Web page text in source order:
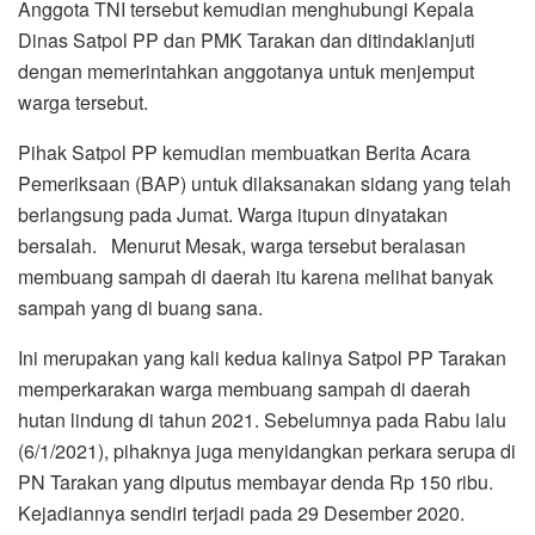
Anggota TNI tersebut kemudian menghubungi Kepala
Dinas Satpol PP dan PMK Tarakan dan ditindaklanjuti
dengan memerintahkan anggotanya untuk menjemput
warga tersebut.
Pihak Satpol PP kemudian membuatkan Berita Acara
Pemeriksaan (BAP) untuk dilaksanakan sidang yang telah
berlangsung pada Jumat. Warga itupun dinyatakan
bersalah. Menurut Mesak, warga tersebut beralasan
membuang sampah di daerah itu karena melihat banyak
sampah yang di buang sana.
Ini merupakan yang kali kedua kalinya Satpol PP Tarakan
memperkarakan warga membuang sampah di daerah
hutan lindung di tahun 2021. Sebelumnya pada Rabu lalu
(6/1/2021), pihaknya juga menyidangkan perkara serupa di
PN Tarakan yang diputus membayar denda Rp 150 ribu.
Kejadiannya sendiri terjadi pada 29 Desember 2020.